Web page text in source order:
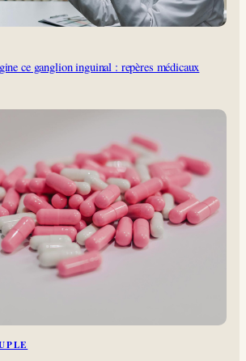
ce ganglion inguinal : repères médicaux